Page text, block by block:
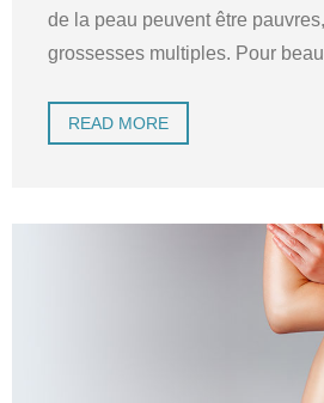
de la peau peuvent être
grossesses multiples. Pour
READ MORE